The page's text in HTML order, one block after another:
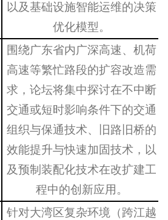
以及基础设施智能运维的决策
优化模型。
围绕广东省内广深高速、机荷
高速等繁忙路段的扩容改造需
求 ，论坛将集中探讨在不中断
交通或短时影响条件下的交通
组织与保通技术、旧路旧桥的
效能提升与快速加固技术，以
及预制装配化技术在改扩建工
程中的创新应用。
针对大湾区复杂环境（跨江越